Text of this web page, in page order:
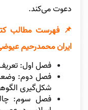
دعوت می‌کند.
📌 فهرست مطالب
ایران محمدرحیم
فصل اول:
فصل دوم:
شکل‌گیری
فصل سوم: